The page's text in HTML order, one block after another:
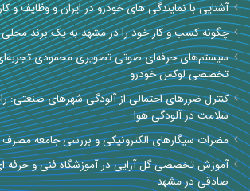
آشنایی با نمایندگی های خودرو در ایران و وظایف و
چگونه کسب و کار خود را در مشهد به یک برند محلی
سیستم‌های حرفه‌ای صوتی تصویری محمودی
تخصصی لوکس خودرو
کنترل ضررهای احتمالی از آلودگی شهرهای صنعتی:
سلامت در آلودگی هوا
مضرات سیگارهای الکترونیکی و بررسی جامعه مصرف
آموزش تخصصی گل آرایی در آموزشگاه فنی و حرفه
صادقی در مشهد